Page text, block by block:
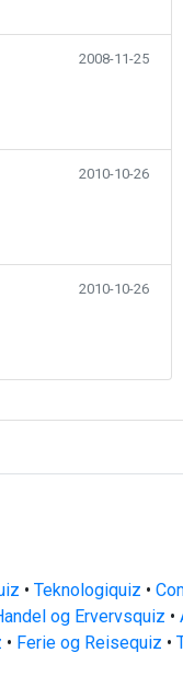
2008-11-25
2010-10-26
2010-10-26
• Teknologiquiz •
og Ervervsquiz •
• Ferie og Reisequiz •